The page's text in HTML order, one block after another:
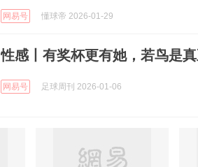
网易号 懂球帝 2026-01-29
性感丨有奖杯更有她，若鸟是
网易号 足球周刊 2026-01-06